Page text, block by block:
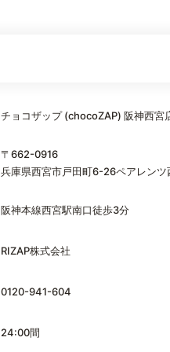
チョコザップ (chocoZAP) 阪神西宮
〒662-0916
兵庫県西宮市戸田町6-26ペアレンツ
阪神本線西宮駅南口徒歩3分
RIZAP株式会社
0120-941-604
24:00間